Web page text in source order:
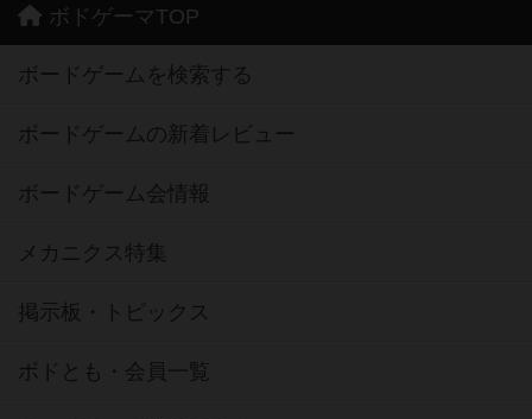
ボドゲーマTOP
ボードゲームを検索する
ボードゲームの新着レビュー
ボードゲーム会情報
メカニクス特集
掲示板・トピックス
ボドとも・会員一覧